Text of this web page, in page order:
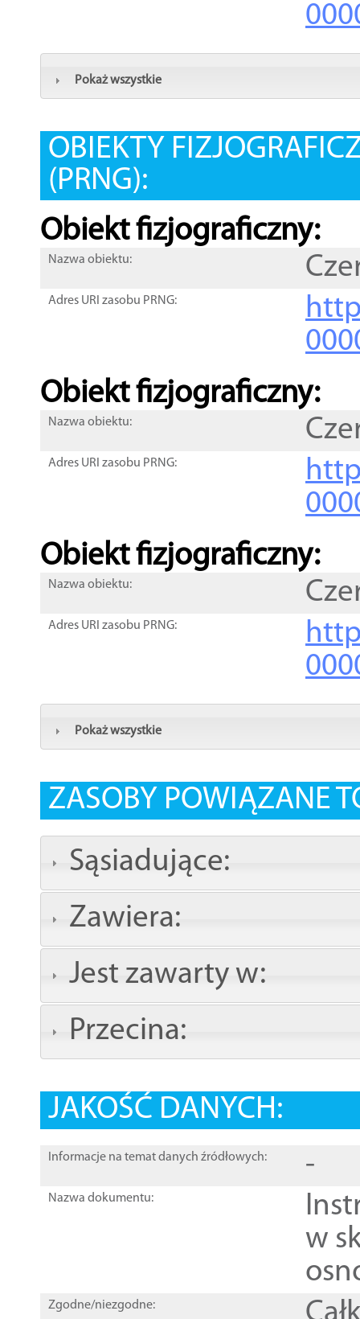
Pokaż wszystkie
OBIEKTY
(PRNG):
Obiekt fizjograficzny:
Nazwa obiektu:
Adres URI zasobu PRNG:
Obiekt fizjograficzny:
Nazwa obiektu:
Adres URI zasobu PRNG:
Obiekt fizjograficzny:
Nazwa obiektu:
Adres URI zasobu PRNG:
Pokaż wszystkie
ZASOBY POWIĄZANE
Sąsiadujące:
Zawiera:
Jest zawarty w:
Przecina:
JAKOŚĆ DANYCH:
Informacje na temat danych źródłowych: -
Nazwa dokumentu:
w
Zgodne/niezgodne: